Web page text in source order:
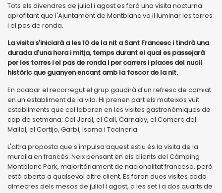
Tots els divendres de juliol i agost es farà una visita nocturna
aprofitant que l'Ajuntament de Montblanc va il·luminar les torres
i el pas de ronda.
La visita s'iniciarà a les 10 de la nit a Sant Francesc i tindrà una
durada d'una hora i mitja, temps durant el qual es passejarà
per les torres i el pas de ronda i per carrers i places del nucli
històric que guanyen encant amb la foscor de la nit.
En acabar el recorregut el grup gaudirà d'un refresc de comiat
en un establiment de la vila. Hi prenen part els mateixos vuit
establiments que col·laboren en les visites gastronòmiques de
cap de setmana: Cal Jordi, el Call, Carnaby, el Comerç del
Mallol, el Cortijo, Garbí, Isama i Tocineria.
L'altra proposta que s'impulsa aquest estiu és la visita de la
muralla en francès. Neix pensant en els clients del Càmping
Montblanc Park, majoritàriament de nacionalitat francesa, però
està oberta a qualsevol altre client. Es faran dues visites cada
dimecres dels mesos de juliol i agost, a les set i a dos quarts de